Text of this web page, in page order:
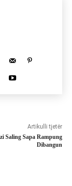
Artikulli tjetër
Saling Sapa Rampung
Dibangun